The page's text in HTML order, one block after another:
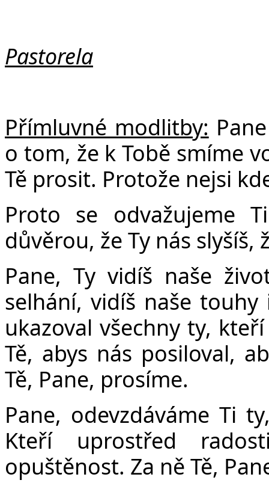
Pastorela
Přímluvné modlitby:
o tom, že k Tobě smíme
Tě prosit. Protože nejsi
Proto se odvažujeme
důvěrou, že Ty nás slyšíš,
Pane, Ty vidíš naše
selhání, vidíš naše
ukazoval všechny ty,
Tě, abys nás posiloval,
Tě, Pane, prosíme.
Pane, odevzdáváme Ti
Kteří uprostřed
opuštěnost. Za ně Tě,